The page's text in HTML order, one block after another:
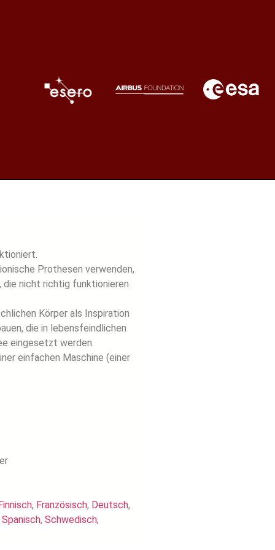
Prothesen verwenden,
die nicht richtig funktionieren
Körper als Inspiration
die in lebensfeindlichen
eingesetzt werden.
einfachen Maschine (einer
, Französisch, Deutsch,
Spanisch,Schwedisch,